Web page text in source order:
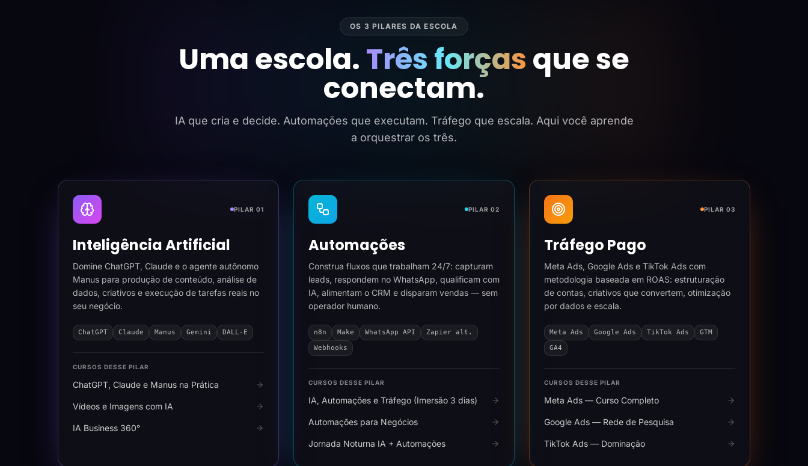
OS 3 PILARES DA ESCOLA
Uma escola.Três forçasque se
conectam.
IA que cria e decide. Automações que executam. Tráfego que escala. Aqui você aprende
a orquestrar os três.
PILAR 01
Inteligência Artificial
Domine ChatGPT, Claude e o agente autônomo
Manus para produção de conteúdo, análise de
dados, criativos e execução de tarefas reais no
seu negócio.
ChatGPT Claude Manus Gemini DALL-E
CURSOS DESSE PILAR
ChatGPT, Claude e Manus na Prática
Vídeos e Imagens com IA
IA Business 360°
PILAR 02
Automações
Construa fluxos que trabalham 24/7: capturam
leads, respondem no WhatsApp, qualificam com
IA, alimentam o CRM e disparam vendas — sem
operador humano.
n8n Make WhatsApp API
Zapier alt.
Webhooks
CURSOS DESSE PILAR
IA, Automações e Tráfego (Imersão 3 dias)
Automações para Negócios
Jornada Noturna IA + Automações
PILAR 03
Tráfego Pago
Meta Ads, Google Ads e TikTok Ads com
metodologia baseada em ROAS: estruturação
de contas, criativos que convertem, otimização
por dados e escala.
Meta Ads Google Ads TikTok Ads
GTM
GA4
CURSOS DESSE PILAR
Meta Ads — Curso Completo
Google Ads — Rede de Pesquisa
TikTok Ads — Dominação